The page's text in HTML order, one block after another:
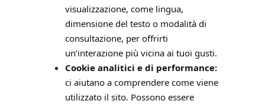
visualizzazione, come lingua,
dimensione del testo o modalità di
consultazione, per offrirti
un’interazione più vicina ai tuoi gusti.
Cookie analitici e di performance:
ci aiutano a comprendere come viene
utilizzato il sito. Possono essere